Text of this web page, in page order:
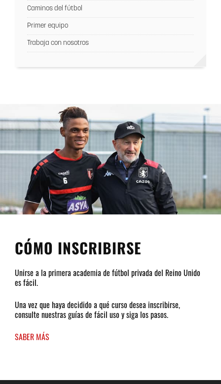
Caminos del fútbol
Primer equipo
Trabaja con nosotros
CÓMO INSCRIBIRSE
Unirse a la primera academia de fútbol privada del Reino Unido
es fácil.
Una vez que haya decidido a qué curso desea inscribirse,
consulte nuestras guías de fácil uso y siga los pasos.
SABER MÁS